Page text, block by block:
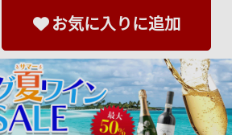
お気に入りに追加